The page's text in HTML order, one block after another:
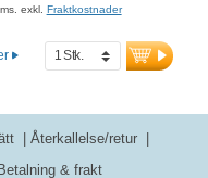
exkl. Fraktkostnader
Återkallelse/retur
Betalning & frakt